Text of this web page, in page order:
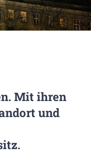
Mit ihren
und